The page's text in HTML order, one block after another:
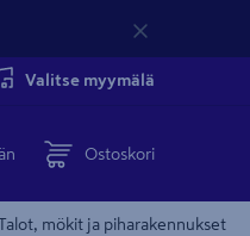
Valitse myymälä
Ostoskori
mökit ja piharakennukset